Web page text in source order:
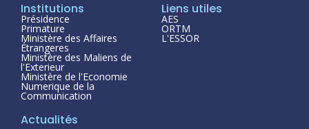
Institutions
Présidence
Primature
Ministère des Affaires
Étrangeres
Ministère des Maliens de
l'Exterieur
Ministère de l'Economie
Numerique de la
Communication
Liens utiles
AES
ORTM
L'ESSOR
Actualités